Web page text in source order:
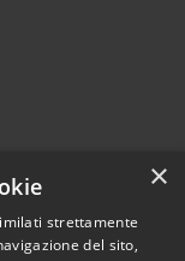
×
strettamente
del sito,